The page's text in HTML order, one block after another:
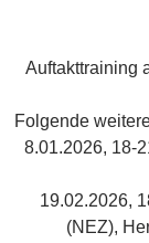
Auftakttraining
Folgende
8.01.2026, 18-
19.02.2026,
(NEZ),